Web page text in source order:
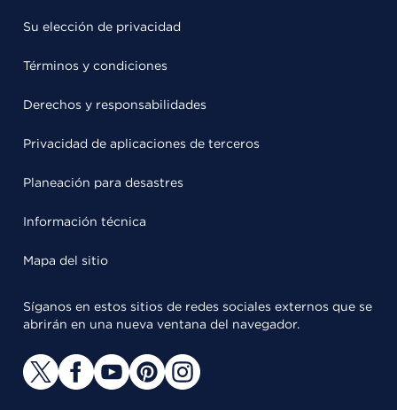
Su elección de privacidad
Términos y condiciones
Derechos y responsabilidades
Privacidad de aplicaciones de terceros
Planeación para desastres
Información técnica
Mapa del sitio
Síganos en estos sitios de redes sociales externos que se
abrirán en una nueva ventana del navegador.